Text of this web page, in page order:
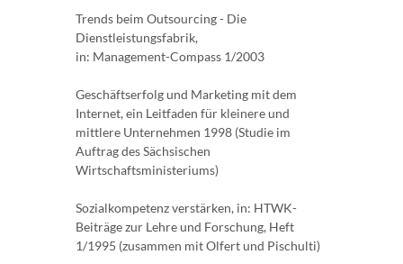
Trends beim Outsourcing - Die
Dienstleistungsfabrik,
in: Management-Compass 1/2003
Geschäftserfolg und Marketing mit dem
Internet, ein Leitfaden für kleinere und
mittlere Unternehmen 1998 (Studie im
Auftrag des Sächsischen
Wirtschaftsministeriums)
Sozialkompetenz verstärken, in: HTWK-
Beiträge zur Lehre und Forschung, Heft
1/1995 (zusammen mit Olfert und Pischulti)